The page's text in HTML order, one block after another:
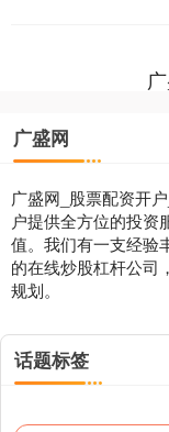
广盛网
广盛网_股票配资开
户提供全方位的投资
值。我们有一支经验
的在线炒股杠杆公司
规划。
话题标签